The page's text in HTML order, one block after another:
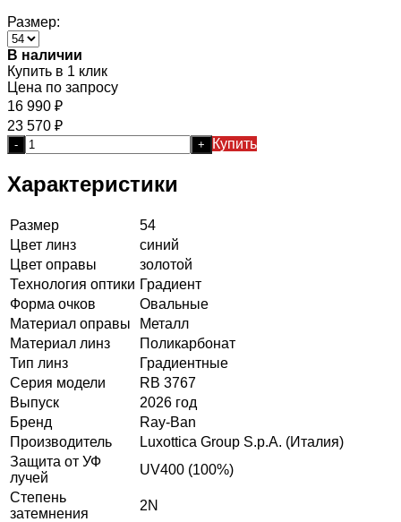
Размер:
В наличии
Купить в 1 клик
Цена по запросу
16 990 ₽
23 570 ₽
- + Купить
Характеристики
Размер
54
Цвет линз
синий
Цвет оправы
золотой
Технология оптики Градиент
Форма очков
Овальные
Материал оправы
Металл
Материал линз
Поликарбонат
Тип линз
Градиентные
Серия модели
RB 3767
Выпуск
2026 год
Бренд
Ray-Ban
Производитель
Luxottica Group S.p.A. (Италия)
Защита от УФ
лучей
UV400 (100%)
Степень
затемнения
2N